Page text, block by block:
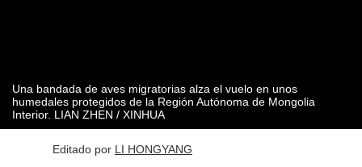
Una bandada de aves migratorias alza el vuelo en unos
humedales protegidos de la Región Autónoma de Mongolia
Interior. LIAN ZHEN / XINHUA
Editado por LI HONGYANG